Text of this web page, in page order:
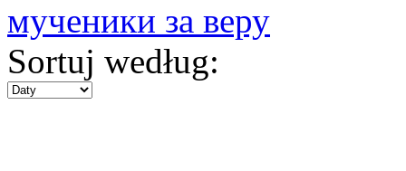
мученики за веру
Sortuj według: